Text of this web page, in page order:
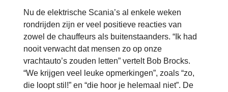
Nu de elektrische Scania’s al enkele weken
rondrijden zijn er veel positieve reacties van
zowel de chauffeurs als buitenstaanders. “Ik had
nooit verwacht dat mensen zo op onze
vrachtauto’s zouden letten” vertelt Bob Brocks.
“We krijgen veel leuke opmerkingen”, zoals “zo,
die loopt stil!” en “die hoor je helemaal niet”. De